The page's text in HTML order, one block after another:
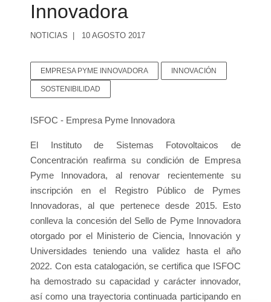
Innovadora
NOTICIAS 10 AGOSTO 2017
EMPRESA PYME INNOVADORA INNOVACIÓN
SOSTENIBILIDAD
ISFOC - Empresa Pyme Innovadora
El Instituto de Sistemas Fotovoltaicos de
Concentración reafirma su condición de Empresa
Pyme Innovadora, al renovar recientemente su
inscripción en el Registro Público de Pymes
Innovadoras, al que pertenece desde 2015. Esto
conlleva la concesión del Sello de Pyme Innovadora
otorgado por el Ministerio de Ciencia, Innovación y
Universidades teniendo una validez hasta el año
2022. Con esta catalogación, se certifica que ISFOC
ha demostrado su capacidad y carácter innovador,
así como una trayectoria continuada participando en